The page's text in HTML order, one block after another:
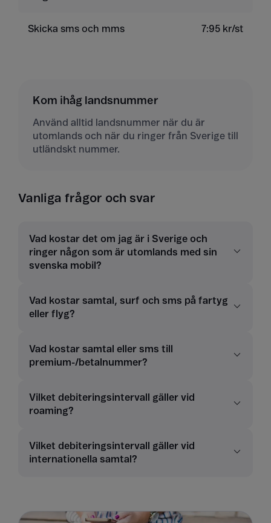
Skicka sms och mms 7:95 kr/st
Kom ihåg landsnummer
Använd alltid landsnummer när du är
utomlands och när du ringer från Sverige till
utländskt nummer.
Vanliga frågor och svar
Vad kostar det om jag är i Sverige och
ringer någon som är utomlands med sin
svenska mobil?
Vad kostar samtal, surf och sms på fartyg
eller flyg?
Vad kostar samtal eller sms till
premium-/betalnummer?
Vilket debiteringsintervall gäller vid
roaming?
Vilket debiteringsintervall gäller vid
internationella samtal?